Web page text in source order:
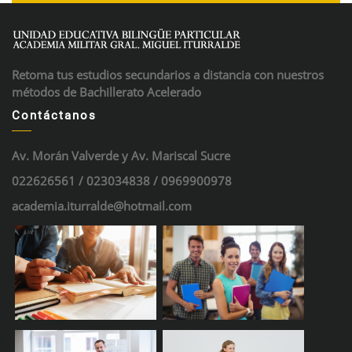
Retoma tus estudios secundarios a distancia con nuestros
métodos de Bachillerato Acelerado
Contáctanos
Av. Morán Valverde y Av. Mariscal Sucre
022626561 / 023034838 / 0969900978
academia.iturralde@hotmail.com